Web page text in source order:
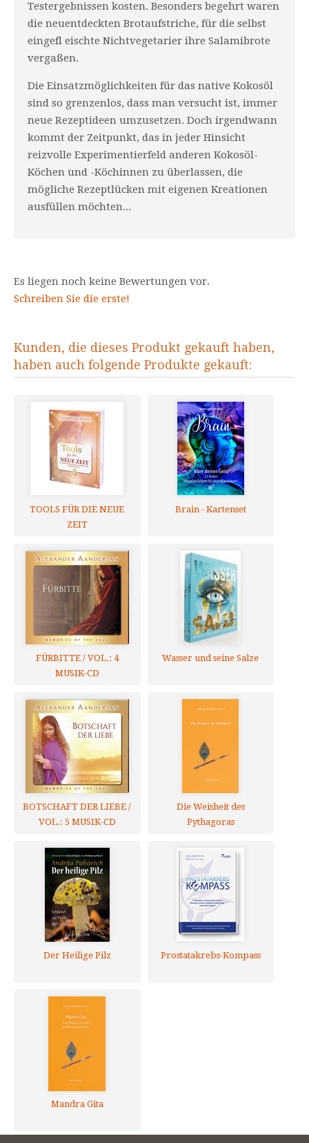
Testergebnissen kosten. Besonders begehrt waren
die neuentdeckten Brotaufstriche, für die selbst
eingefl eischte Nichtvegetarier ihre Salamibrote
vergaßen.
Die Einsatzmöglichkeiten für das native Kokosöl
sind so grenzenlos, dass man versucht ist, immer
neue Rezeptideen umzusetzen. Doch irgendwann
kommt der Zeitpunkt, das in jeder Hinsicht
reizvolle Experimentierfeld anderen Kokosöl-
Köchen und -Köchinnen zu überlassen, die
mögliche Rezeptlücken mit eigenen Kreationen
ausfüllen möchten...
Es liegen noch keine Bewertungen vor.
Schreiben Sie die erste!
Kunden, die dieses Produkt gekauft haben,
haben auch folgende Produkte gekauft:
TOOLS FÜR DIE NEUE
ZEIT
Brain - Kartenset
FÜRBITTE / VOL.: 4
MUSIK-CD
Wasser und seine Salze
BOTSCHAFT DER LIEBE /
VOL.: 5 MUSIK-CD
Die Weisheit des
Pythagoras
Der Heilige Pilz Prostatakrebs-Kompass
Mandra Gita